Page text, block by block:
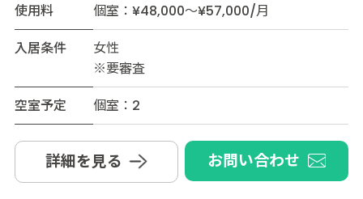
使用料
個室：¥48,000～¥57,000/月
入居条件
女性
※要審査
空室予定
個室：2
詳細を見る お問い合わせ